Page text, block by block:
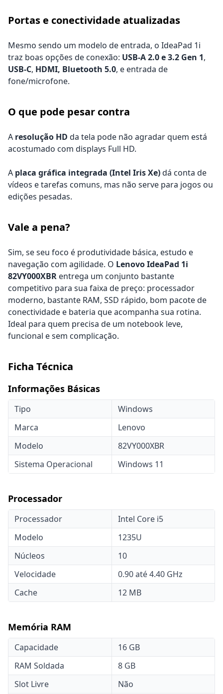
Portas e conectividade atualizadas
Mesmo sendo um modelo de entrada, o IdeaPad 1i
traz boas opções de conexão: USB-A 2.0 e 3.2 Gen 1,
USB-C, HDMI, Bluetooth 5.0, e entrada de
fone/microfone.
O que pode pesar contra
A resolução HD da tela pode não agradar quem está
acostumado com displays Full HD.
A placa gráfica integrada (Intel Iris Xe)dá conta de
vídeos e tarefas comuns, mas não serve para jogos ou
edições pesadas.
Vale a pena?
Sim, se seu foco é produtividade básica, estudo e
navegação com agilidade. O Lenovo IdeaPad 1i
82VY000XBR entrega um conjunto bastante
competitivo para sua faixa de preço: processador
moderno, bastante RAM, SSD rápido, bom pacote de
conectividade e bateria que acompanha sua rotina.
Ideal para quem precisa de um notebook leve,
funcional e sem complicação.
Ficha Técnica
Informações Básicas
Tipo
Windows
Marca
Lenovo
Modelo
82VY000XBR
Sistema Operacional
Windows 11
Processador
Processador
Intel Core i5
Modelo
1235U
Núcleos
10
Velocidade
0.90 até 4.40 GHz
Cache
12 MB
Memória RAM
Capacidade
16 GB
RAM Soldada
8 GB
Slot Livre
Não